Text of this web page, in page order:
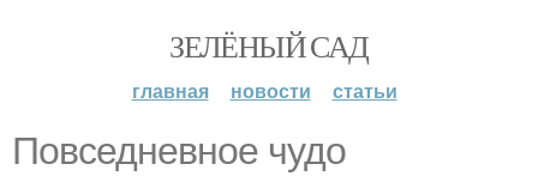
ЗЕЛЁНЫЙ САД
главная новости статьи
Повседневное чудо